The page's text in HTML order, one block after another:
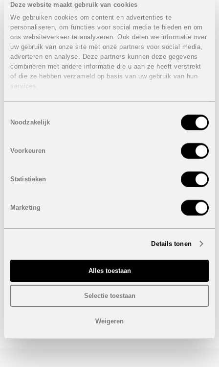
Deze website maakt gebruik van cookies
We gebruiken cookies om content en advertenties te
personaliseren, om functies voor social media te bieden en om
ons websiteverkeer te analyseren. Ook delen we informatie over
uw gebruik van onze site met onze partners voor social media,
adverteren en analyse. Deze partners kunnen deze gegevens
combineren met andere informatie die u aan ze heeft verstrekt
of die ze hebben verzameld op basis van uw gebruik van hun
services.
Noodzakelijk
Voorkeuren
Statistieken
Marketing
Details tonen
Alles toestaan
Selectie toestaan
Weigeren
De ligging is een absolute troef: een rustige en
natuurrijke omgeving, ideaal voor golfliefhebbers en
mensen die willen genieten van de Spaanse zon en
ontspanning. Bovendien bevinden zich in de nabije
omgeving tal van faciliteiten zoals restaurants, winkels en
recreatiemogelijkheden. De uitgestrekte stranden van de
Costa Cálida zijn slechts een korte rit verwijderd,
waardoor u het beste van beide werelden combineert:
rust en natuur, maar ook de levendige mediterrane kust.
Eigenschappen villa's:
2 Badkamers
Terras: 30 m²
Berging
naar een stijlvolle, gerenoveerde woning op een
informatie of een bezichtiging en ontdek zelf de charme
en kwaliteit van deze exclusieve woningen.
Onder voorbehoud van eventuele prijswijzigingen.
STUUR NAAR EEN VRIEND